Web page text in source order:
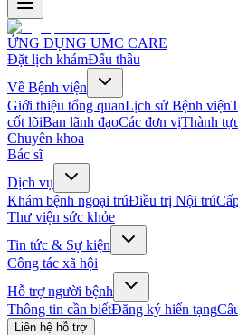
ỨNG DỤNG UMC CARE
Đặt lịch khámĐấu thầu
Về Bệnh viện
Giới thiệu tổng quanLịch sử Bệnh viện
cốt lõiBan lãnh đạoCác đơn vịThành
Chuyên khoa
Bác sĩ
Dịch vụ
Khám bệnh ngoại trúĐiều trị Nội trú
Thư viện sức khỏe
Tin tức & Sự kiện
Công tác xã hội
Hỗ trợ người bệnh
Thông tin cần biếtĐăng ký hiến tạng
Liên hệ hỗ trợ